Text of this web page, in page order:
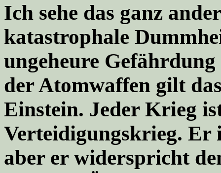
Ich sehe das ganz
katastrophale
ungeheure
der Atomwaffen gilt
Einstein. Jeder Krieg
Verteidigungskrieg.
aber er widerspricht